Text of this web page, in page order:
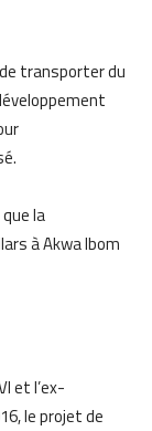
transporter du
la
à Akwa Ibom
et l’ex-
le projet de